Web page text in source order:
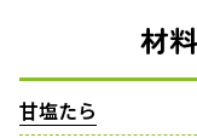
材
甘塩たら